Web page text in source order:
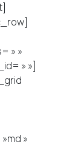
» »
» »]
»